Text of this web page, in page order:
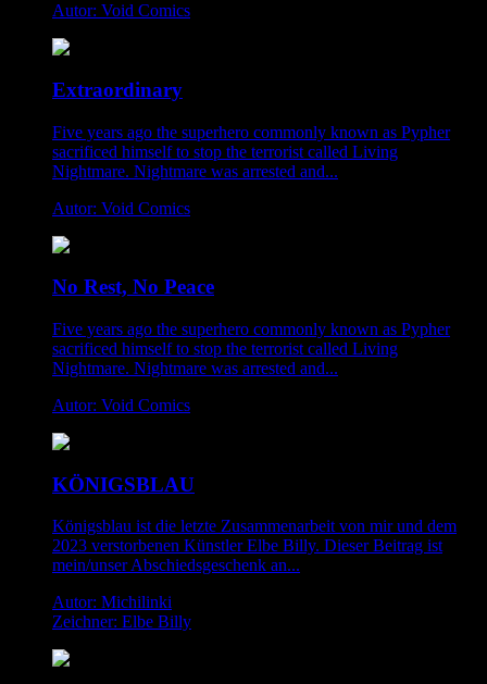
Autor: Void Comics
Extraordinary
Five years ago the superhero commonly known as Pypher
sacrificed himself to stop the terrorist called Living
Nightmare. Nightmare was arrested and...
Autor: Void Comics
No Rest, No Peace
Five years ago the superhero commonly known as Pypher
sacrificed himself to stop the terrorist called Living
Nightmare. Nightmare was arrested and...
Autor: Void Comics
KÖNIGSBLAU
Königsblau ist die letzte Zusammenarbeit von mir und dem
2023 verstorbenen Künstler Elbe Billy. Dieser Beitrag ist
mein/unser Abschiedsgeschenk an...
Autor: Michilinki
Zeichner: Elbe Billy